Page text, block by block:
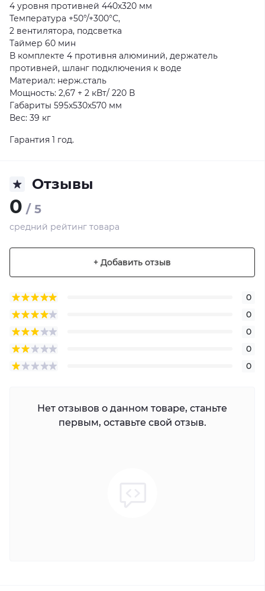
4 уровня противней 440х320 мм
Температура +50°/+300°С,
2 вентилятора, подсветка
Таймер 60 мин
В комплекте 4 противня алюминий, держатель
противней, шланг подключения к воде
Материал: нерж.сталь
Мощность: 2,67 + 2 кВт/ 220 В
Габариты 595x530x570 мм
Вес: 39 кг
Гарантия 1 год.
Отзывы
0 / 5
средний рейтинг товара
+ Добавить отзыв
0
0
0
0
0
Нет отзывов о данном товаре, станьте
первым, оставьте свой отзыв.